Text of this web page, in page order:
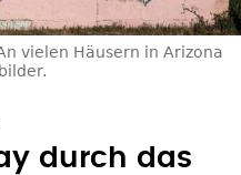
vielen Häusern in Arizona
durch das